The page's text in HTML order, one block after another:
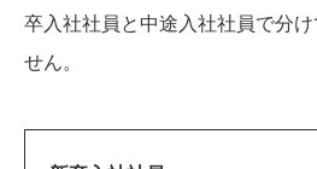
卒入社社員と中途入社社員で分
せん。